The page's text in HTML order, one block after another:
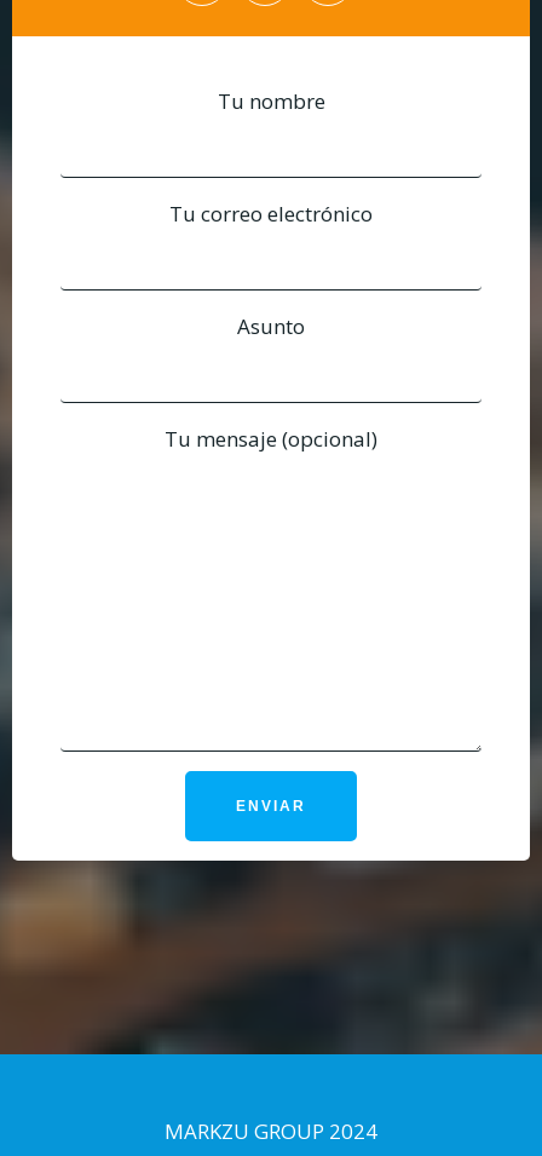
Tu nombre
Tu correo electrónico
Asunto
Tu mensaje (opcional)
MARKZU GROUP 2024